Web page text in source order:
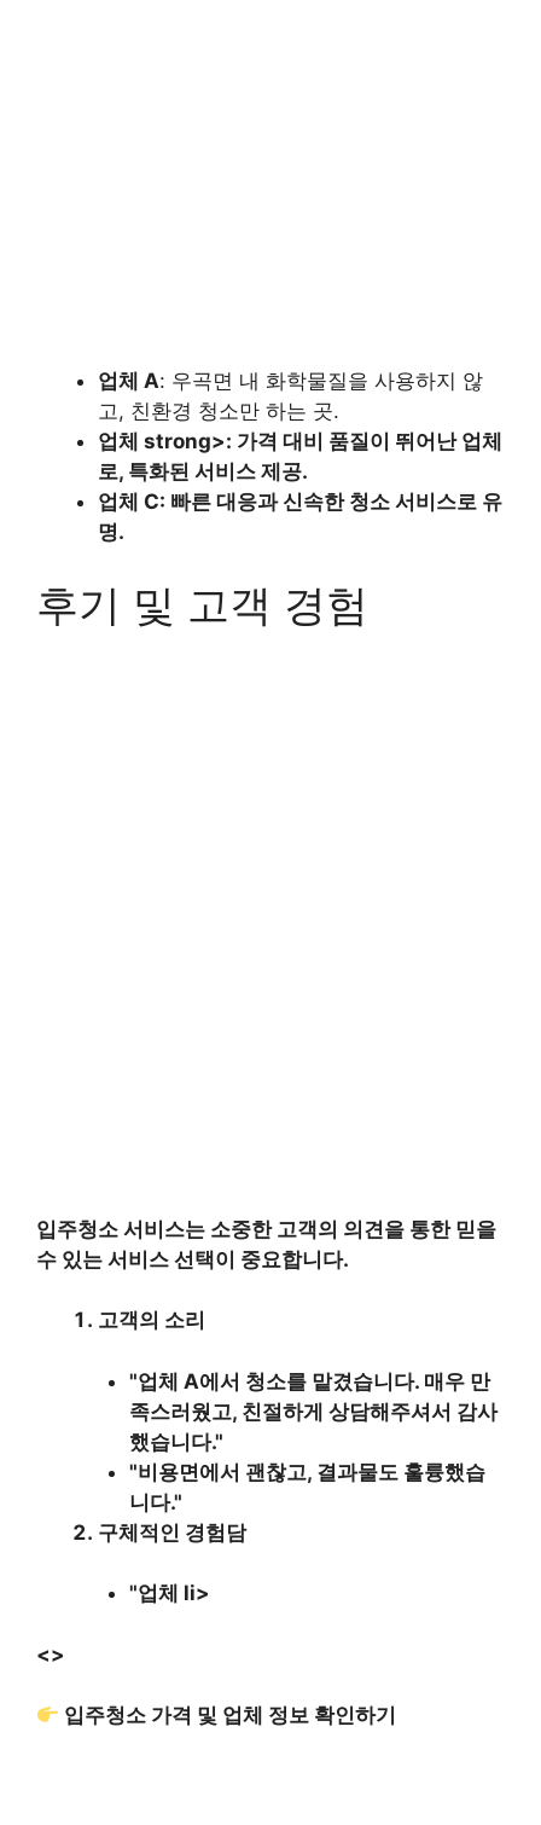
업체 A: 우곡면 내 화학물질을 사용하지 않
고, 친환경 청소만 하는 곳.
업체 strong>: 가격 대비 품질이 뛰어난 업체
로, 특화된 서비스 제공.
업체 C: 빠른 대응과 신속한 청소 서비스로 유
명.
후기 및 고객 경험
입주청소 서비스는 소중한 고객의 의견을 통한 믿을
수 있는 서비스 선택이 중요합니다.
고객의 소리
"업체 A에서 청소를 맡겼습니다. 매우 만
족스러웠고, 친절하게 상담해주셔서 감사
했습니다."
"비용면에서 괜찮고, 결과물도 훌륭했습
니다."
구체적인 경험담
"업체 li>
<>
입주청소 가격 및 업체 정보 확인하기